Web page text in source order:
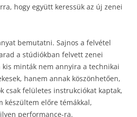
hogy együtt keressük az új zenei
bemutatni. Sajnos a felvétel
a stúdiókban felvett zenei
kis minták nem annyira a technikai
hanem annak köszönhetően,
csak felületes instrukciókat kaptak,
készültem előre témákkal,
performance-ra.